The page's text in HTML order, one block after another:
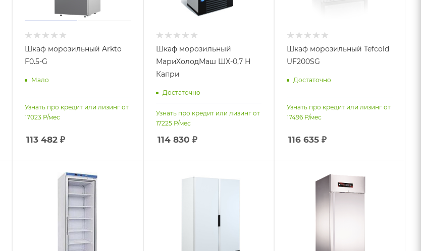
Шкаф морозильный Arkto
F0.5-G
Мало
Узнать про кредит или лизинг от
17023Р/мес
113 482₽
Шкаф морозильный
МариХолодМаш ШХ-0,7 Н
Капри
Достаточно
Узнать про кредит или лизинг от
17225Р/мес
114 830 ₽
Шкаф морозильный Tefcold
UF200SG
Достаточно
Узнать про кредит или лизинг от
17496 Р/мес
116 635 ₽